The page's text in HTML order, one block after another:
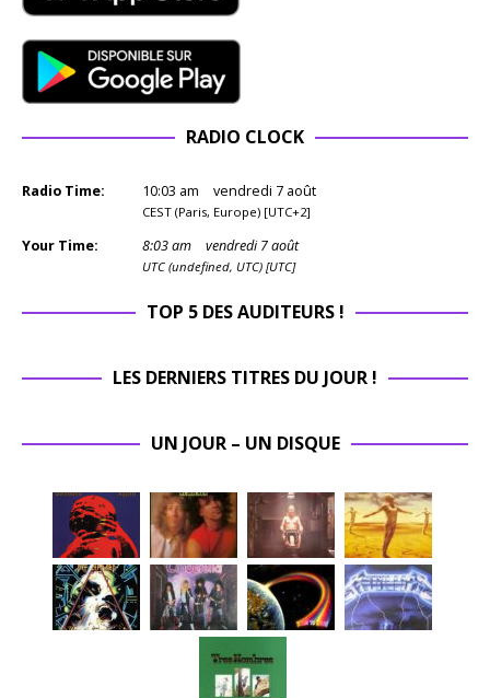
RADIO CLOCK
Radio Time: 10:03 am vendredi 7 août
CEST (Paris, Europe) [UTC+2]
Your Time: 8:03am vendredi 7 août
UTC (undefined, UTC) [UTC]
TOP 5 DES AUDITEURS !
LES DERNIERS TITRES DU JOUR !
UN JOUR – UN DISQUE